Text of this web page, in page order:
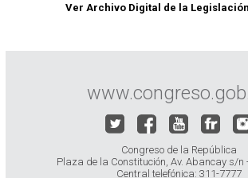
Ver Archivo Digital de la
Congreso de la República
Plaza de la Constitución, Av. Abancay s/n
Central telefónica: 311-7777